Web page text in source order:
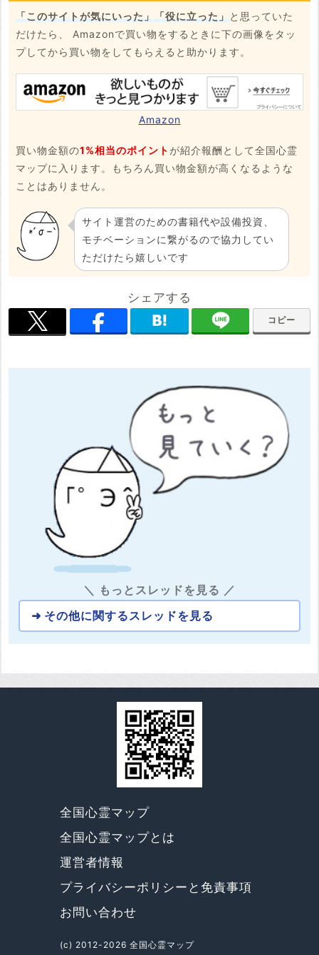
「このサイトが気にいった」「役に立った」と思っていた
だけたら、 Amazonで買い物をするときに下の画像をタッ
プしてから買い物をしてもらえると助かります。
Amazon
買い物金額の1%相当のポイント が紹介報酬として全国心霊
マップに入ります。もちろん買い物金額が高くなるような
ことはありません。
サイト運営のための書籍代や設備投資、
モチベーションに繋がるので協力してい
ただけたら嬉しいです
シェアする
コピー
＼ もっとスレッドを見る ／
その他に関するスレッドを見る
全国心霊マップ
全国心霊マップとは
運営者情報
プライバシーポリシーと免責事項
お問い合わせ
(c) 2012-2026 全国心霊マップ